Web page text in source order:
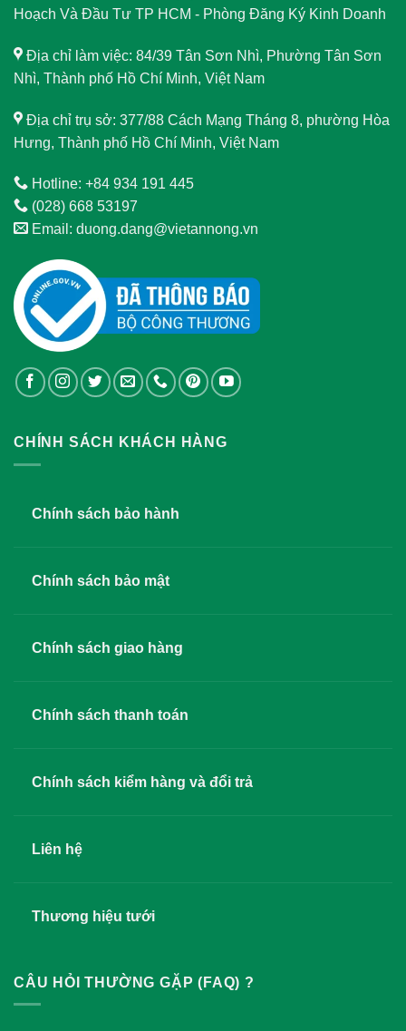
Hoạch Và Đầu Tư TP HCM - Phòng Đăng Ký Kinh Doanh
Địa chỉ làm việc: 84/39 Tân Sơn Nhì, Phường Tân Sơn
Nhì, Thành phố Hồ Chí Minh, Việt Nam
Địa chỉ trụ sở: 377/88 Cách Mạng Tháng 8, phường Hòa
Hưng, Thành phố Hồ Chí Minh, Việt Nam
Hotline: +84 934 191 445
(028) 668 53197
Email: duong.dang@vietannong.vn
CHÍNH SÁCH KHÁCH HÀNG
Chính sách bảo hành
Chính sách bảo mật
Chính sách giao hàng
Chính sách thanh toán
Chính sách kiểm hàng và đổi trả
Liên hệ
Thương hiệu tưới
CÂU HỎI THƯỜNG GẶP (FAQ) ?